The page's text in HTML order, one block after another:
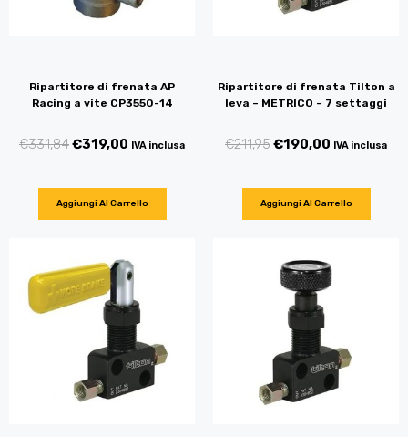
Ripartitore di frenata AP
Racing a vite CP3550-14
€331,84€319,00 IVA inclusa
Aggiungi Al Carrello
Ripartitore di frenata Tilton a
leva – METRICO – 7 settaggi
€211,95€190,00 IVA inclusa
Aggiungi Al Carrello